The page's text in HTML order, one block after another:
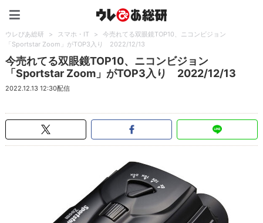
ウレぴあ総研 > スマホ・IT >
今売れてる双眼鏡TOP10、ニコンビジョン
「Sportstar Zoom」がTOP3入り 2022/12/13
今売れてる双眼鏡TOP10、ニコンビジョン
「Sportstar Zoom」がTOP3入り 2022/12/13
2022.12.13 12:30配信